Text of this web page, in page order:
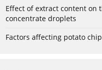
Effect of extract content on
concentrate droplets
Factors affecting potato